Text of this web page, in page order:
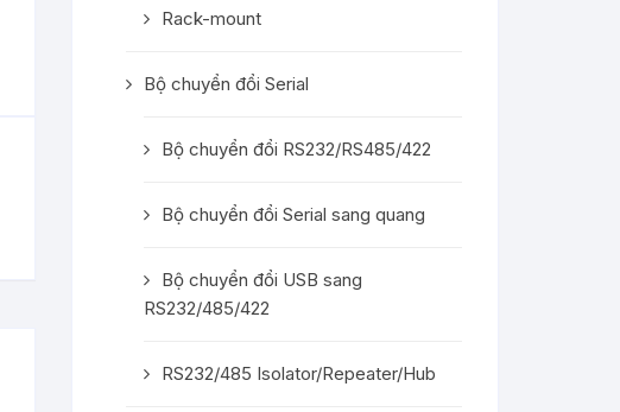
Rack-mount
Bộ chuyển đổi Serial
Bộ chuyển đổi RS232/RS485/422
Bộ chuyển đổi Serial sang quang
Bộ chuyển đổi USB sang
RS232/485/422
RS232/485 Isolator/Repeater/Hub